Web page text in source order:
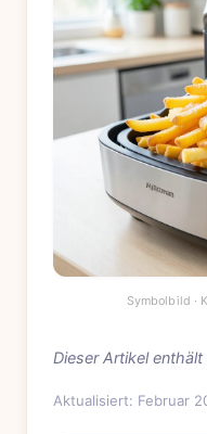
Dieser Artikel
Aktualisiert: Februar